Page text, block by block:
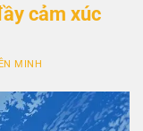
cảm xúc
MINH